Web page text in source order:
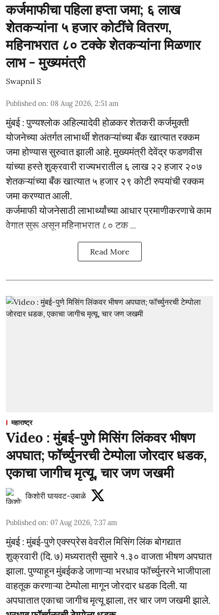
कर्जमाफीचा पहिला हप्ता जमा; ६ लाख
शेतकऱ्यांना ५ हजार कोटींचे वितरण,
महिनाभरात ८० टक्के शेतकऱ्यांना मिळणार
लाभ - मुख्यमंत्री
Swapnil S
Published on: 08 Aug 2026, 2:51 am
मुंबई : पुण्यश्लोक अहिल्यादेवी होळकर शेतकरी कर्जमुक्ती
योजनेच्या अंतर्गत लाभार्थी शेतकऱ्यांच्या बँक खात्यात रक्कम
जमा होण्यास सुरुवात झाली आहे. मुख्यमंत्री देवेंद्र फडणवीस
यांच्या हस्ते शुक्रवारी राज्यभरातील ६ लाख २२ हजार २०७
शेतकऱ्यांच्या बँक खात्यात ५ हजार २९ कोटी रुपयांची रक्कम
जमा करण्यात आली.
कर्जमाफी योजनेसाठी लाभार्थ्यांच्या आधार प्रमाणीकरणाचे काम
वेगात सुरू असून महिनाभरात ८० टक ...
Read More
महाराष्ट्र
Video : मुंबई-पुणे मिसिंग लिंकवर भीषण
अपघात; फॉर्च्युनरची टेम्पोला जोरदार धडक,
एकाचा जागीच मृत्यू, चार जण जखमी
किशोरी घायवट-उबाळे
Published on: 07 Aug 2026, 7:37 am
मुंबई : मुंबई-पुणे एक्स्प्रेस वेवरील मिसिंग लिंक बोगद्यात
शुक्रवारी (दि. ७) मध्यरात्री सुमारे १.३० वाजता भीषण अपघात
झाला. पुण्याहून मुंबईकडे जाणाऱ्या भरधाव फॉर्च्युनरने भाजीपाला
वाहतूक करणाऱ्या टेम्पोला मागून जोरदार धडक दिली. या
अपघातात एकाचा जागीच मृत्यू झाला, तर चार जण जखमी झाले.